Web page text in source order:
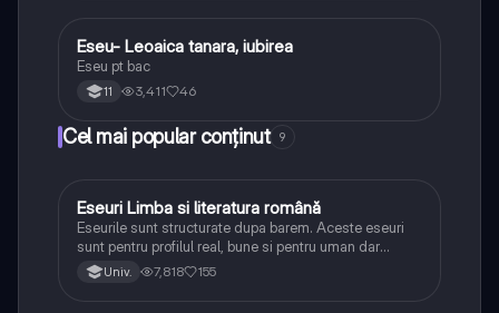
Limba și literatura română
Eseu- Leoaica tanara, iubirea
Eseu pt bac
11 3,411 46
Cel mai popular conținut 9
Limba și literatura română
Eseuri Limba si literatura română
Eseurile sunt structurate dupa barem. Aceste eseuri
sunt pentru profilul real, bune si pentru uman dar
lipsesc relatiile dintre personaje si caracrerizarile.
Univ. 7,818 155